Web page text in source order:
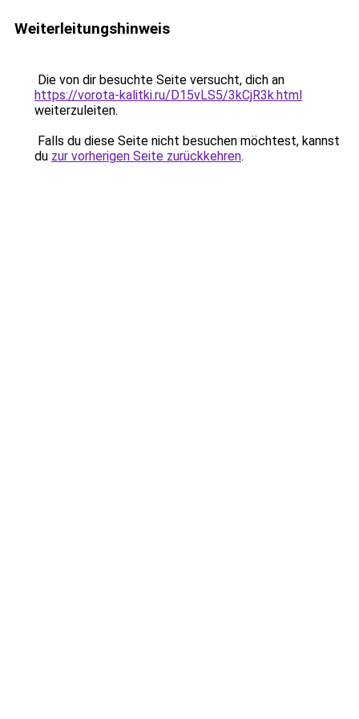
Weiterleitungshinweis
Die von dir besuchte Seite versucht, dich an
https://vorota-kalitki.ru/D15vLS5/3kCjR3k.html
weiterzuleiten.
Falls du diese Seite nicht besuchen möchtest, kannst
du zur vorherigen Seite zurückkehren.